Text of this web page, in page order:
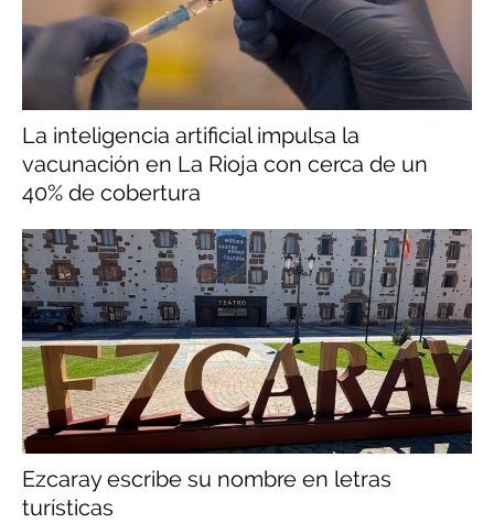
La inteligencia artificial impulsa la
vacunación en La Rioja con cerca de un
40% de cobertura
Ezcaray escribe su nombre en letras
turísticas